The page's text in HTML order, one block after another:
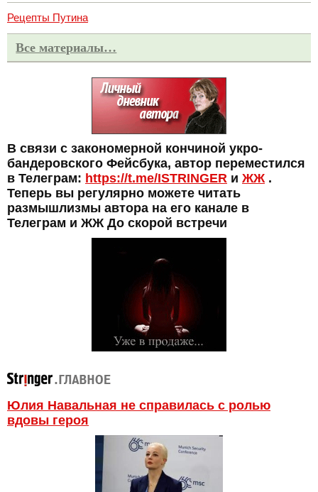
Рецепты Путина
Все материалы…
В связи с закономерной кончиной укро-
бандеровского Фейсбука, автор переместился
в Телеграм: https://t.me/ISTRINGER и ЖЖ .
Теперь вы регулярно можете читать
размышлизмы автора на его канале в
Телеграм и ЖЖ До скорой встречи
Юлия Навальная не справилась с ролью
вдовы героя